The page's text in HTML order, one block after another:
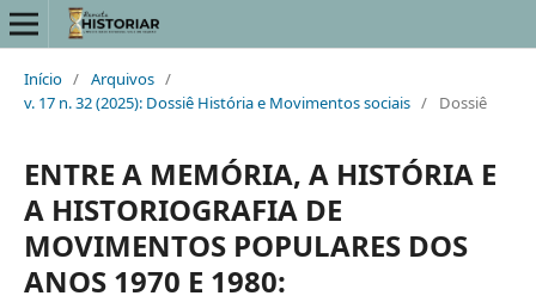
Início / Arquivos /
v. 17 n. 32 (2025): Dossiê História e Movimentos sociais / Dossiê
ENTRE A MEMÓRIA, A HISTÓRIA E
A HISTORIOGRAFIA DE
MOVIMENTOS POPULARES DOS
ANOS 1970 E 1980: